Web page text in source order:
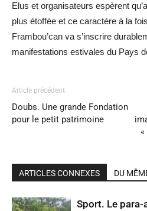
Elus et organisateurs espèrent
plus étoffée et ce caractère à la
Frambou’can va s’inscrire
manifestations estivales du Pays
Article précédent
Doubs. Une grande Fondation
pour le petit patrimoine
ARTICLES CONNEXES DU
Sport. Le